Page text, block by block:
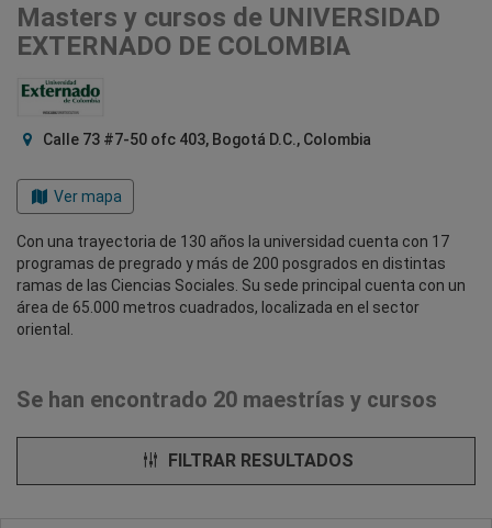
Masters y cursos de UNIVERSIDAD
EXTERNADO DE COLOMBIA
Calle 73 #7-50 ofc 403, Bogotá D.C., Colombia
Ver mapa
Con una trayectoria de 130 años la universidad cuenta con 17
programas de pregrado y más de 200 posgrados en distintas
ramas de las Ciencias Sociales. Su sede principal cuenta con un
área de 65.000 metros cuadrados, localizada en el sector
oriental.
Se han encontrado 20 maestrías y cursos
FILTRAR RESULTADOS